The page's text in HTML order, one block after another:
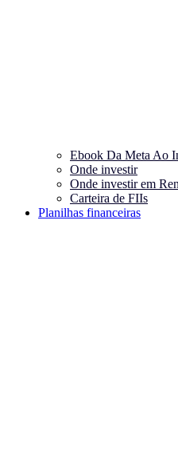
Ebook Da Meta Ao
Onde investir
Onde investir em
Carteira de FIIs
Planilhas financeiras